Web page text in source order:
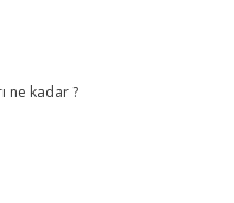
ne kadar ?